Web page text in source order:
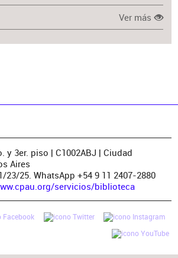
Ver más
y 3er. piso | C1002ABJ | Ciudad
Aires
23/25. WhatsApp +54 9 11 2407-2880
servicios/biblioteca